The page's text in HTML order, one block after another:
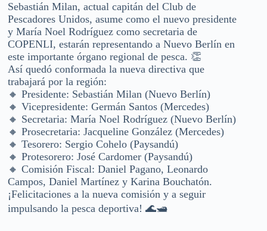
Sebastián Milan, actual capitán del Club de
Pescadores Unidos, asume como el nuevo presidente
y María Noel Rodríguez como secretaria de
COPENLI, estarán representando a Nuevo Berlín en
este importante órgano regional de pesca. 👏
Así quedó conformada la nueva directiva que
trabajará por la región:
🔸 Presidente: Sebastián Milan (Nuevo Berlín)
🔸 Vicepresidente: Germán Santos (Mercedes)
🔸 Secretaria: María Noel Rodríguez (Nuevo Berlín)
🔸 Prosecretaria: Jacqueline González (Mercedes)
🔸 Tesorero: Sergio Cohelo (Paysandú)
🔸 Protesorero: José Cardomer (Paysandú)
🔸 Comisión Fiscal: Daniel Pagano, Leonardo
Campos, Daniel Martínez y Karina Bouchatón.
¡Felicitaciones a la nueva comisión y a seguir
impulsando la pesca deportiva! 🌊🛥️